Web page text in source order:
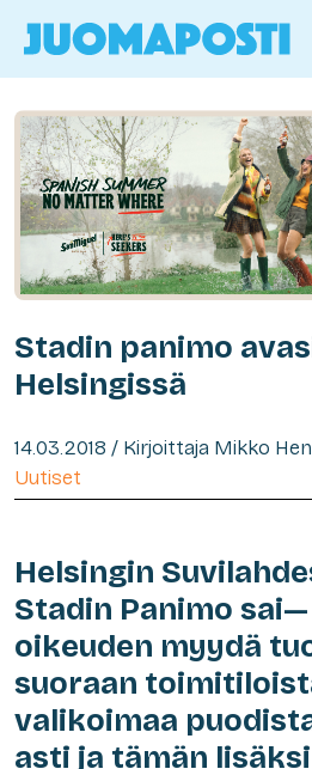
Stadin panimo
Helsingissä
14.03.2018 / Kirjoittaja Mikko
Uutiset
Helsingin
Stadin Panimo
oikeuden myydä
suoraan
valikoimaa
asti ja tämän